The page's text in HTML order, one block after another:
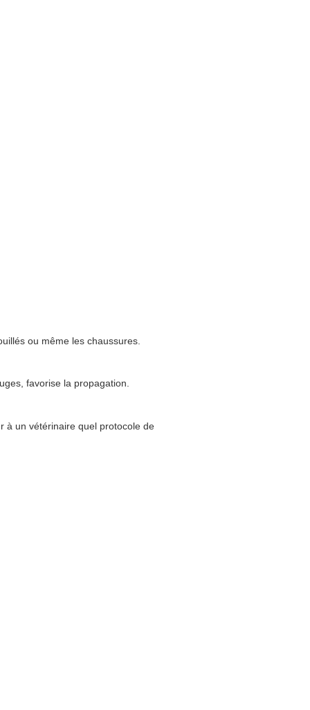
ou même les chaussures.
favorise la propagation.
à un vétérinaire quel protocole de